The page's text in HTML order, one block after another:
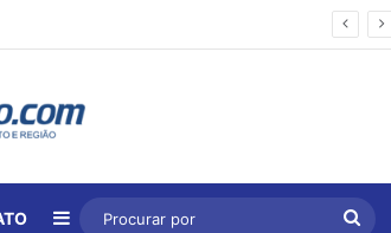
Barra Lateral